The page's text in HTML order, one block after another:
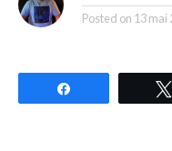
Posted on 13 mai